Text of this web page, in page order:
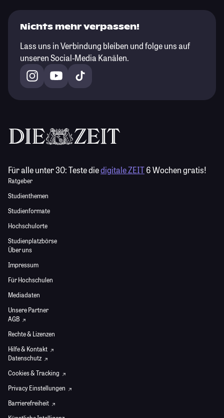
Nichts mehr verpassen!
Lass uns in Verbindung bleiben und folge uns auf
unseren Social-Media Kanälen.
Für alle unter 30:Teste diedigitale ZEIT6 Wochen gratis!
Ratgeber
Studienthemen
Studienformate
Hochschulorte
Studienplatzbörse
Über uns
Impressum
Für Hochschulen
Mediadaten
Unsere Partner
AGB
Rechte & Lizenzen
Hilfe & Kontakt
Datenschutz
Cookies & Tracking
Privacy Einstellungen
Barrierefreiheit